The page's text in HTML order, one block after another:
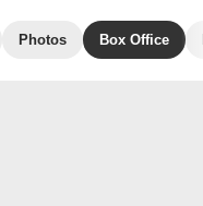
Photos Box Office